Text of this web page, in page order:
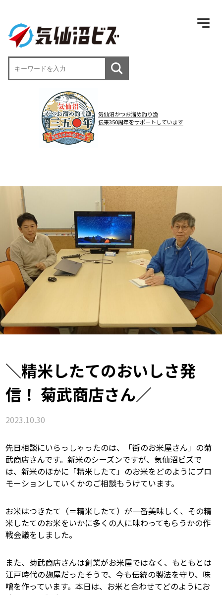
気仙沼かつお溜め釣り漁
伝来350周年をサポートしています
＼精米したてのおいしさ発
信！ 菊武商店さん／
2023.10.30
先日相談にいらっしゃったのは、「街のお米屋さん」の菊
武商店さんです。新米のシーズンですが、気仙沼ビズで
は、新米のほかに「精米したて」のお米をどのようにプロ
モーションしていくかのご相談もうけています。
お米はつきたて（＝精米したて）が一番美味しく、その精
米したてのお米をいかに多くの人に味わってもらうかの作
戦会議をしました。
また、菊武商店さんは創業がお米屋ではなく、もともとは
江戸時代の麹屋だったそうで、今も伝統の製法を守り、味
噌を作っています。本日は、お米と合わせてどのようにお